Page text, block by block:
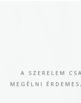
A SZERELEM
MEGÉLNI